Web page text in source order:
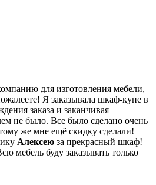
для изготовления мебели,
Я заказывала шкаф-купе в
заказа и заканчивая
не было. Все было сделано очень
же мне ещё скидку сделали!
Алексею за прекрасный шкаф!
мебель буду заказывать только